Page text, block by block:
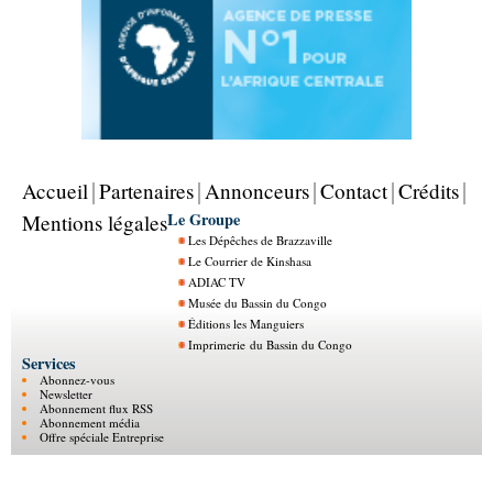
Accueil Partenaires Annonceurs Contact Crédits
Mentions légalesLe Groupe
Les Dépêches de Brazzaville
Le Courrier de Kinshasa
ADIAC TV
Musée du Bassin du Congo
Éditions les Manguiers
Imprimerie du Bassin du Congo
Services
Abonnez-vous
Newsletter
Abonnement flux RSS
Abonnement média
Offre spéciale Entreprise